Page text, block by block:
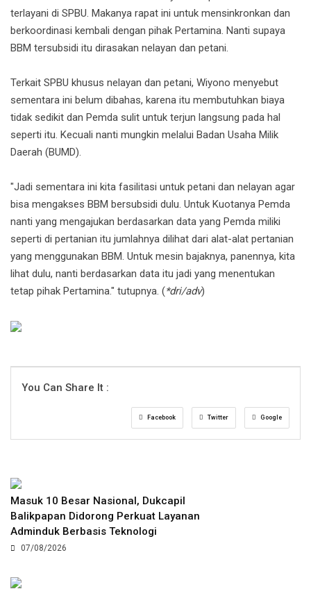
terlayani di SPBU. Makanya rapat ini untuk mensinkronkan dan
berkoordinasi kembali dengan pihak Pertamina. Nanti supaya
BBM tersubsidi itu dirasakan nelayan dan petani.
Terkait SPBU khusus nelayan dan petani, Wiyono menyebut
sementara ini belum dibahas, karena itu membutuhkan biaya
tidak sedikit dan Pemda sulit untuk terjun langsung pada hal
seperti itu. Kecuali nanti mungkin melalui Badan Usaha Milik
Daerah (BUMD).
"Jadi sementara ini kita fasilitasi untuk petani dan nelayan agar
bisa mengakses BBM bersubsidi dulu. Untuk Kuotanya Pemda
nanti yang mengajukan berdasarkan data yang Pemda miliki
seperti di pertanian itu jumlahnya dilihat dari alat-alat pertanian
yang menggunakan BBM. Untuk mesin bajaknya, panennya, kita
lihat dulu, nanti berdasarkan data itu jadi yang menentukan
tetap pihak Pertamina." tutupnya. (*dri/adv)
You Can Share It :
Facebook Twitter Google
Masuk 10 Besar Nasional, Dukcapil
Balikpapan Didorong Perkuat Layanan
Adminduk Berbasis Teknologi
07/08/2026